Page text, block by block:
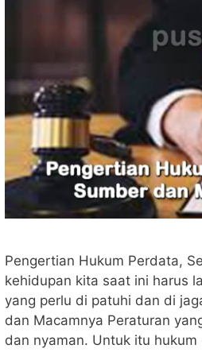
Pengertian Hukum Perdata,
kehidupan kita saat ini harus
yang perlu di patuhi dan di
dan Macamnya Peraturan
dan nyaman. Untuk itu